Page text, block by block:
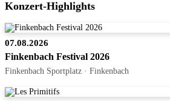
Konzert-Highlights
07.08.2026
Finkenbach Festival 2026
Finkenbach Sportplatz · Finkenbach